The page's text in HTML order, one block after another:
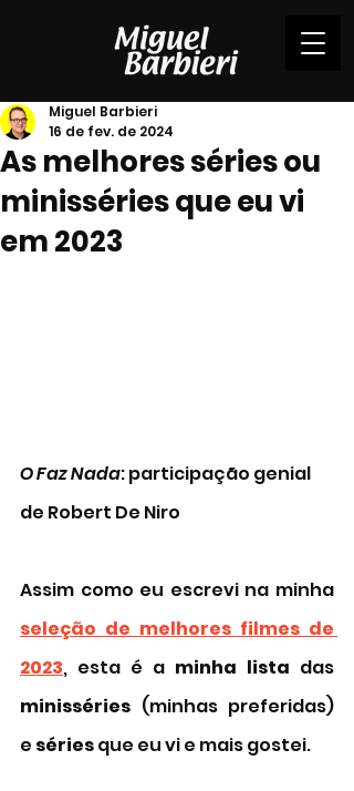
As melhores séries ou
minisséries que eu vi
em 2023
Miguel Barbieri
16 de fev. de 2024
O Faz Nada: participação genial
de Robert De Niro
seleção de melhores filmes de
2023, esta é a minha lista
minisséries (minhas preferidas)
e séries que eu vi e mais gostei.